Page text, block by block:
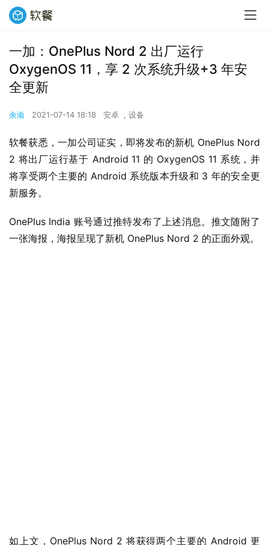
一加：OnePlus Nord 2 出厂运行
OxygenOS 11，享 2 次系统升级+3 年安
全更新
余渝 2021-07-14 18:18 安卓 , 设备
软餐获悉，一加公司证实，即将发布的新机 OnePlus Nord
2 将出厂运行基于 Android 11 的 OxygenOS 11 系统，并
将享受两个主要的 Android 系统版本升级和 3 年的安全更
新服务。
OnePlus India 账号通过推特发布了上述消息。推文随附了
一张海报，海报呈现了新机 OnePlus Nord 2 的正面外观。
如上文，OnePlus Nord 2 将获得两个主要的 Android 更